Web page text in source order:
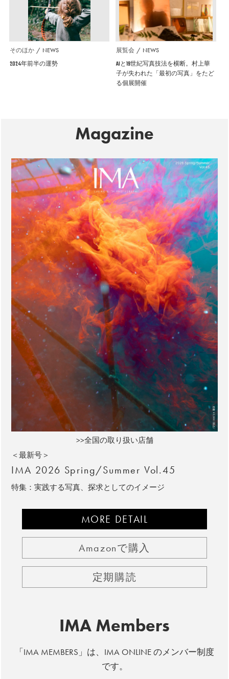
そのほか NEWS
2024年前半の運勢
展覧会 NEWS
AIと19世紀写真技法を横断。村上華
子が失われた「最初の写真」をたど
る個展開催
Magazine
>>全国の取り扱い店舗
＜最新号＞
IMA 2026 Spring/Summer Vol.45
特集：実践する写真、探求としてのイメージ
MORE DETAIL
Amazonで購入
定期購読
IMA Members
「IMA MEMBERS」は、IMA ONLINE のメンバー制度
です。